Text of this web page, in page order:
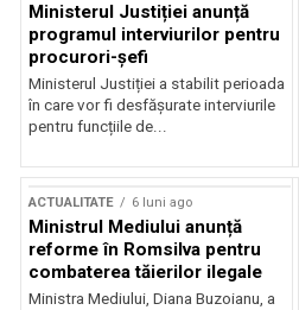
Ministerul Justiției anunță
programul interviurilor pentru
procurori-șefi
Ministerul Justiției a stabilit perioada
în care vor fi desfășurate interviurile
pentru funcțiile de...
ACTUALITATE 6 luni ago
Ministrul Mediului anunță
reforme în Romsilva pentru
combaterea tăierilor ilegale
Ministra Mediului, Diana Buzoianu, a